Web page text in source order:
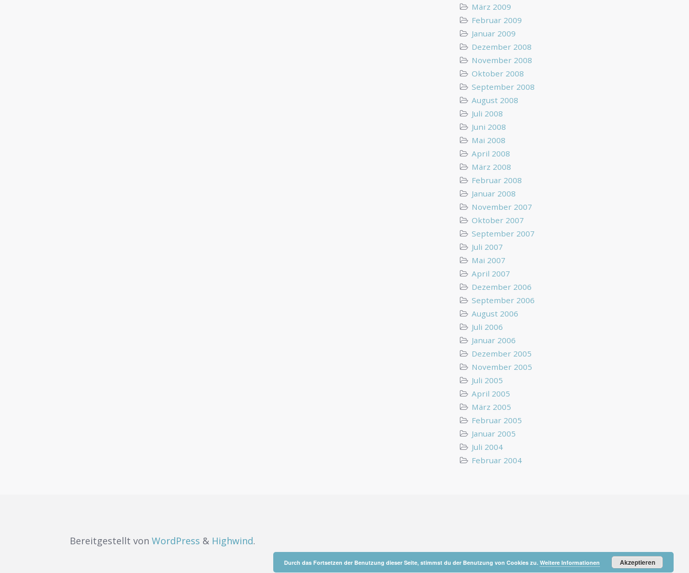
März 2009
Februar 2009
Januar 2009
Dezember 2008
November 2008
Oktober 2008
September 2008
August 2008
Juli 2008
Juni 2008
Mai 2008
April 2008
März 2008
Februar 2008
Januar 2008
November 2007
Oktober 2007
September 2007
Juli 2007
Mai 2007
April 2007
Dezember 2006
September 2006
August 2006
Juli 2006
Januar 2006
Dezember 2005
November 2005
Juli 2005
April 2005
März 2005
Februar 2005
Januar 2005
Juli 2004
Februar 2004
Bereitgestellt vonWordPress & Highwind.
Durch das Fortsetzen der Benutzung dieser Seite, stimmst du der Benutzung von Cookies zu. Weitere Informationen Akzeptieren